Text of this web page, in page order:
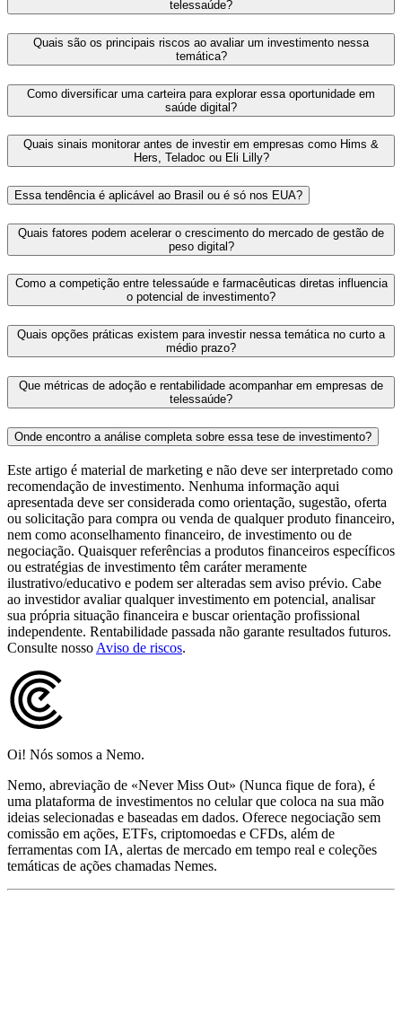
telessaúde?
Quais são os principais riscos ao avaliar um investimento nessa
temática?
Como diversificar uma carteira para explorar essa oportunidade em
saúde digital?
Quais sinais monitorar antes de investir em empresas como Hims &
Hers, Teladoc ou Eli Lilly?
Essa tendência é aplicável ao Brasil ou é só nos EUA?
Quais fatores podem acelerar o crescimento do mercado de gestão de
peso digital?
Como a competição entre telessaúde e farmacêuticas diretas influencia
o potencial de investimento?
Quais opções práticas existem para investir nessa temática no curto a
médio prazo?
Que métricas de adoção e rentabilidade acompanhar em empresas de
telessaúde?
Onde encontro a análise completa sobre essa tese de investimento?
Este artigo é material de marketing e não deve ser interpretado como
recomendação de investimento. Nenhuma informação aqui
apresentada deve ser considerada como orientação, sugestão, oferta
ou solicitação para compra ou venda de qualquer produto financeiro,
nem como aconselhamento financeiro, de investimento ou de
negociação. Quaisquer referências a produtos financeiros específicos
ou estratégias de investimento têm caráter meramente
ilustrativo/educativo e podem ser alteradas sem aviso prévio. Cabe
ao investidor avaliar qualquer investimento em potencial, analisar
sua própria situação financeira e buscar orientação profissional
independente. Rentabilidade passada não garante resultados futuros.
Consulte nosso Aviso de riscos.
Oi! Nós somos a Nemo.
Nemo, abreviação de «Never Miss Out» (Nunca fique de fora), é
uma plataforma de investimentos no celular que coloca na sua mão
ideias selecionadas e baseadas em dados. Oferece negociação sem
comissão em ações, ETFs, criptomoedas e CFDs, além de
ferramentas com IA, alertas de mercado em tempo real e coleções
temáticas de ações chamadas Nemes.